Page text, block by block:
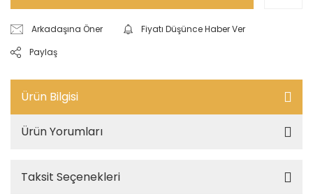
Arkadaşına Öner
Fiyatı Düşünce Haber Ver
Paylaş
Ürün Bilgisi
Ürün Yorumları
Taksit Seçenekleri